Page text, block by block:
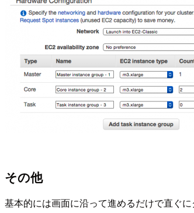
その他
基本的には画面に沿って進めるだけで直ぐ